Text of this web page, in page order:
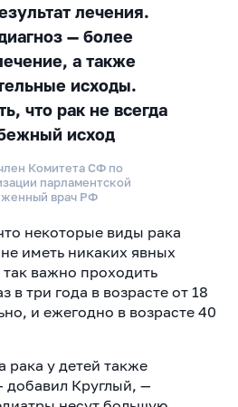
лечения.
— более
а также
исходы.
что рак не всегда
исход
Комитета СФ по
парламентской
врач РФ
некоторые виды рака
иметь никаких явных
важно проходить
в три года в возрасте от 18
и ежегодно в возрасте 40
рака у детей также
добавил Круглый, —